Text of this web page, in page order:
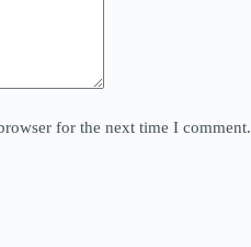
for the next time I comment.